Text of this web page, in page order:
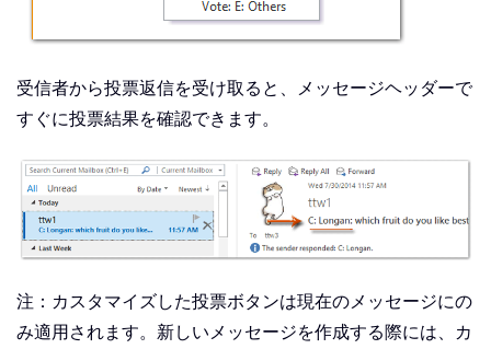
受信者から投票返信を受け取ると、メッセージヘッダーで
すぐに投票結果を確認できます。
注：カスタマイズした投票ボタンは現在のメッセージにの
み適用されます。新しいメッセージを作成する際には、カ